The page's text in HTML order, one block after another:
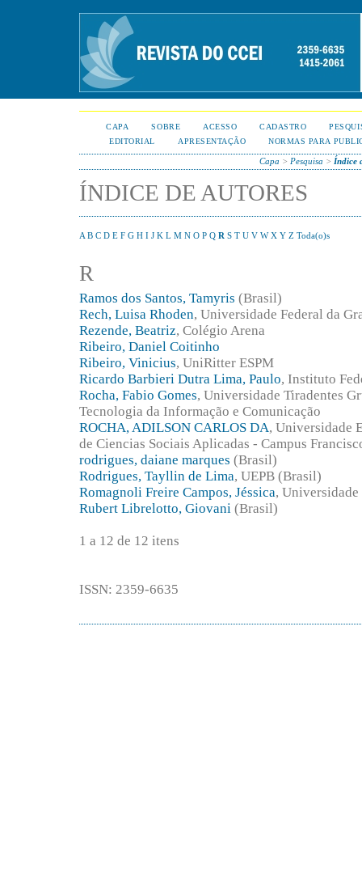
CAPA SOBRE ACESSO CADASTRO
EDITORIAL
APRESENTAÇÃO NORMAS PARA
Capa > Pesquisa > Índice
ÍNDICE DE AUTORES
A B C D E F G H I J K L M N O P Q R S T U V W X Y Z Toda(o)s
R
Ramos dos Santos, Tamyris (Brasil)
Rech, Luisa Rhoden, Universidade Federal da
Rezende, Beatriz, Colégio Arena
Ribeiro, Daniel Coitinho
Ribeiro, Vinicius, UniRitter ESPM
Ricardo Barbieri Dutra Lima, Paulo, Instituto
Rocha, Fabio Gomes, Universidade Tiradentes
Tecnologia da Informação e Comunicação
ROCHA, ADILSON CARLOS DA, Universidade
de Ciencias Sociais Aplicadas - Campus
rodrigues, daiane marques (Brasil)
Rodrigues, Tayllin de Lima, UEPB (Brasil)
Romagnoli Freire Campos, Jéssica,
Rubert Librelotto, Giovani (Brasil)
1 a 12 de 12 itens
ISSN: 2359-6635